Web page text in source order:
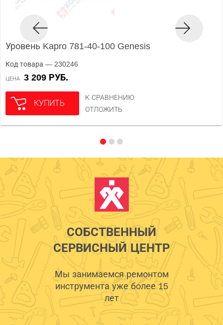
Уровень Kapro 781-40-100 Genesis
Код товара — 230246
ЦЕНА 3 209 РУБ.
КУПИТЬ
К СРАВНЕНИЮ
ОТЛОЖИТЬ
СОБСТВЕННЫЙ
СЕРВИСНЫЙ ЦЕНТР
Мы занимаемся ремонтом
инструмента уже более 15
лет